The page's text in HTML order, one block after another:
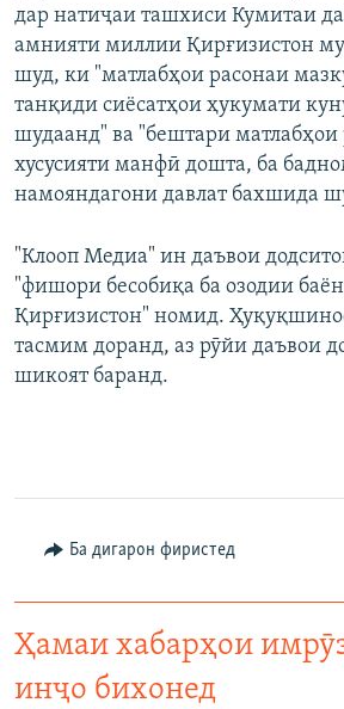
дар натиҷаи ташхиси Кумитаи
амнияти миллии Қирғизистон
шуд, ки "матлабҳои расонаи
танқиди сиёсатҳои ҳукумати
шудаанд" ва "бештари матлабҳои
хусусияти манфӣ дошта, ба
намояндагони давлат бахшида
"Клооп Медиа" ин даъвои
"фишори бесобиқа ба озодии
Қирғизистон" номид.
тасмим доранд, аз рӯйи даъвои
шикоят баранд.
Ба дигарон фиристед
Ҳамаи хабарҳои
инҷо бихонед